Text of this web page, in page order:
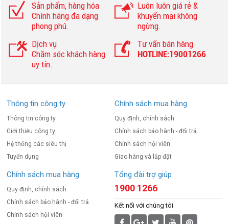
Sản phẩm, hàng hóa
Chính hãng đa dạng
phong phú.
Luôn luôn giá rẻ &
khuyến mại không
ngừng.
Dịch vụ
Chăm sóc khách hàng
uy tín.
Tư vấn bán hàng
HOTLINE:19001266
Thông tin công ty
Thông tin công ty
Giới thiệu công ty
Hệ thống các siêu thị
Tuyển dụng
Chính sách mua hàng
Quy định, chính sách
Chính sách bảo hành - đổi trả
Chính sách hội viên
Giao hàng và lắp đặt
Chính sách mua hàng
Quy định, chính sách
Chính sách bảo hành - đổi trả
Chính sách hội viên
Tổng đài trợ giúp
1900 1266
Kết nối với chúng tôi